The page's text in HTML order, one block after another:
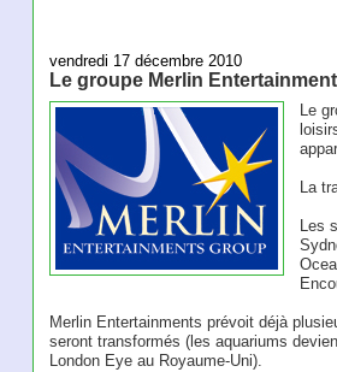
vendredi 17 décembre 2010
Le groupe Merlin
Le
La
Les
Merlin Entertainments prévoit déjà
seront transformés (les aquariums
London Eye au Royaume-Uni).